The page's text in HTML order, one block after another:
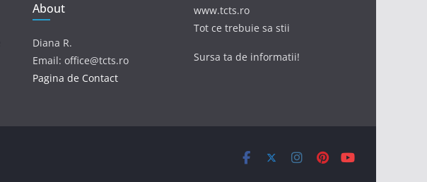
About
Diana R.
Email: office@tcts.ro
Pagina de Contact
www.tcts.ro
Tot ce trebuie sa stii
Sursa ta de informatii!